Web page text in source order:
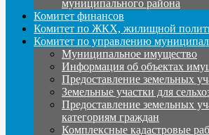
муниципального района
Комитет финансов
Комитет по ЖКХ, жилищной
Комитет по управлению
Муниципальное имущество
Информация об объектах
Предоставление земельных
Земельные участки для
Предоставление земельных
категориям граждан
Комплексные кадастровые